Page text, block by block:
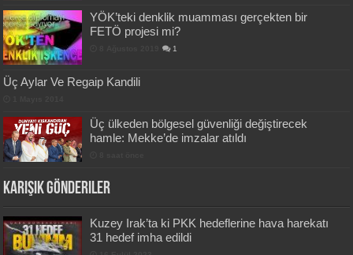
YÖK’teki denklik muamması gerçekten bir
FETÖ projesi mi?
1
Üç Aylar Ve Regaip Kandili
Üç ülkeden bölgesel güvenliği değiştirecek
hamle: Mekke’de imzalar atıldı
Karışık Gönderiler
Kuzey Irak’ta ki PKK hedeflerine hava harekatı
31 hedef imha edildi